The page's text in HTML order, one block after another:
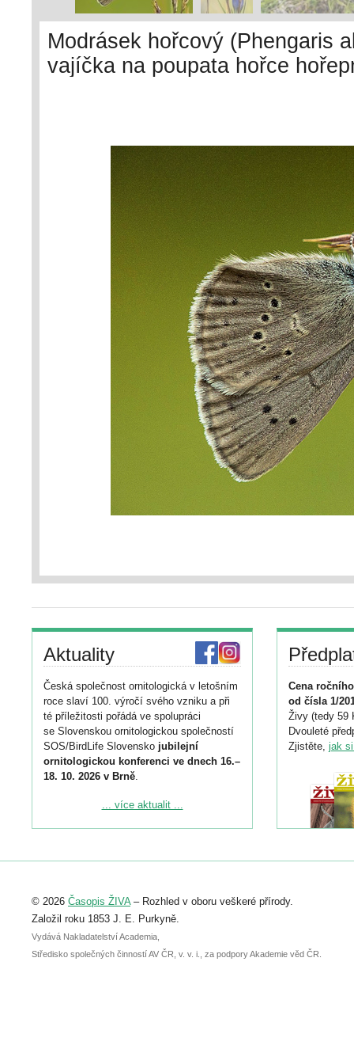
Modrásek hořcový (Phengaris
vajíčka na poupata hořce
Foto Š. Červený
Aktuality
Česká společnost ornitologická v letošním
roce slaví 100. výročí svého vzniku a při
té příležitosti pořádá ve spolupráci
se Slovenskou ornitologickou společností
SOS/BirdLife Slovensko jubilejní
ornitologickou konferenci ve dnech 16.–
18. 10. 2026 v Brně.
Podrobnější informace ke konferenci
Registrovat se můžete do 6. září.
abstraktu přihlášené přednášky nebo
posteru je už 30. června.
... více aktualit ...
Cena
od čísla 1/
Živy (tedy 59
Dvouleté
Zjistěte, jak
© 2026 Časopis ŽIVA– Rozhled v oboru veškeré přírody.
Založil roku 1853 J. E. Purkyně.
Vydává Nakladatelství Academia,
Středisko společných činností AV ČR, v. v. i., za podpory Akademie věd ČR.